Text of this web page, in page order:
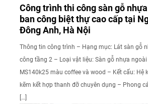
Công trình thi công sàn gỗ
ban công biệt thự cao cấp tại
Đông Anh, Hà Nội
Thông tin công trình – Hạng mục: Lát sàn gỗ
công tầng 2 – Loại vật liệu: Sàn gỗ nhựa
MS140k25 màu coffee và wood – Kết cấu: Hệ
kẽm kết hợp thanh đỡ chuyên dụng – Phong
[…]